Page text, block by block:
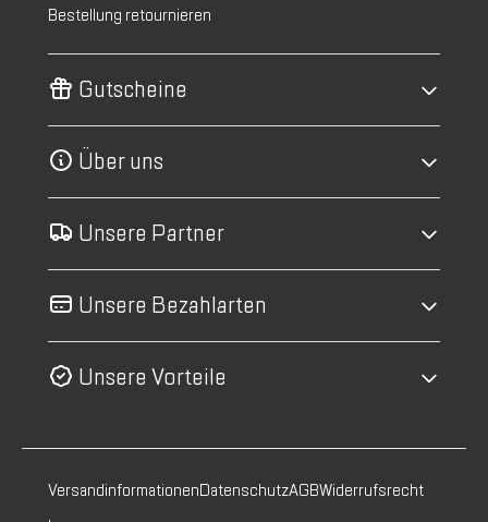
Bestellung retournieren
Gutscheine
Über uns
Unsere Partner
Unsere Bezahlarten
Unsere Vorteile
VersandinformationenDatenschutzAGBWiderrufsrecht